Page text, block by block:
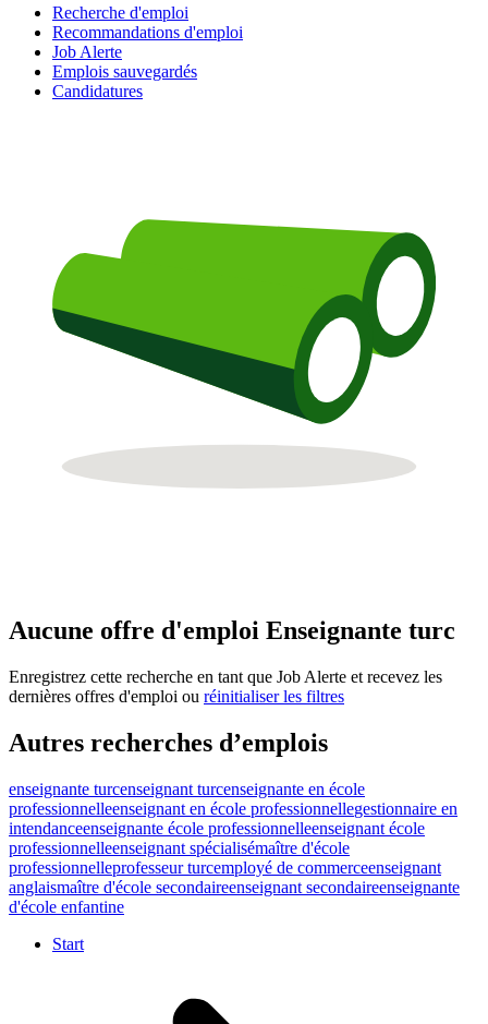
Recherche d'emploi
Recommandations d'emploi
Job Alerte
Emplois sauvegardés
Candidatures
Aucune offre d'emploi Enseignante turc
Enregistrez cette recherche en tant que Job Alerte et recevez les
dernières offres d'emploi ou réinitialiser les filtres
Autres recherches d’emplois
enseignante turcenseignant turcenseignante en école
professionnelleenseignant en école professionnellegestionnaire en
intendanceenseignante école professionnelleenseignant école
professionnelleenseignant spécialisémaître d'école
professionnelleprofesseur turcemployé de commerceenseignant
anglaismaître d'école secondaireenseignant secondaireenseignante
d'école enfantine
Start